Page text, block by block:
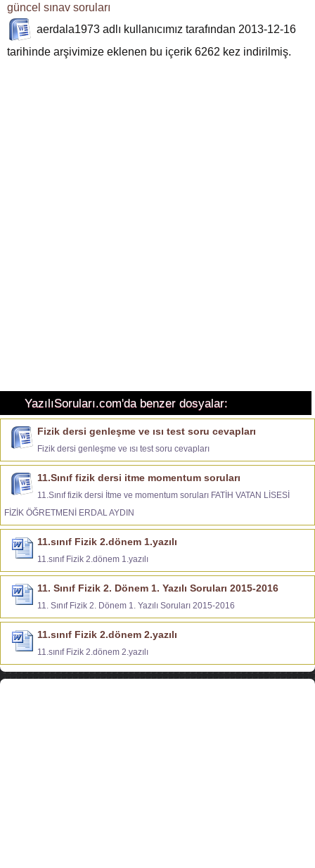
güncel sınav soruları
aerdala1973 adlı kullanıcımız tarafından 2013-12-16
tarihinde arşivimize eklenen bu içerik 6262 kez indirilmiş.
YazılıSoruları.com'da benzer dosyalar:
Fizik dersi genleşme ve ısı test soru cevapları
Fizik dersi genleşme ve ısı test soru cevapları
11.Sınıf fizik dersi itme momentum soruları
11.Sınıf fizik dersi İtme ve momentum soruları FATİH VATAN LİSESİ
FİZİK ÖĞRETMENİ ERDAL AYDIN
11.sınıf Fizik 2.dönem 1.yazılı
11.sınıf Fizik 2.dönem 1.yazılı
11. Sınıf Fizik 2. Dönem 1. Yazılı Soruları 2015-2016
11. Sınıf Fizik 2. Dönem 1. Yazılı Soruları 2015-2016
11.sınıf Fizik 2.dönem 2.yazılı
11.sınıf Fizik 2.dönem 2.yazılı